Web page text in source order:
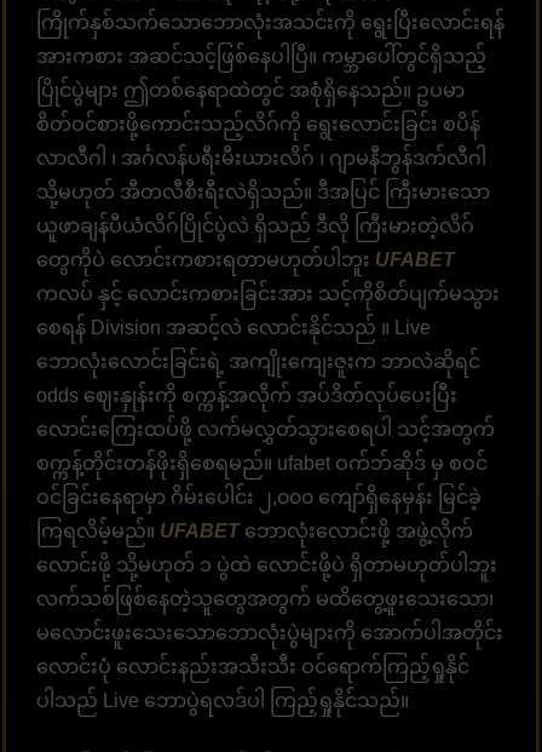
ကြိုက်နှစ်သက်သောဘောလုံးအသင်းကို ရွေးပြီးလောင်းရန်
အားကစား အဆင်သင့်ဖြစ်နေပါပြီ။ ကမ္ဘာပေါ်တွင်ရှိသည့်
ပြိုင်ပွဲများ ဤတစ်နေရာထဲတွင် အစုံရှိနေသည်။ ဥပမာ
စိတ်ဝင်စားဖို့ကောင်းသည့်လိဂ်ကို ရွေးလောင်းခြင်း စပိန်
လာလီဂါ ၊ အင်္ဂလန်ပရီးမီးယားလိဂ် ၊ ဂျာမနီဘွန်ဒက်လီဂါ
သို့မဟုတ် အီတလီစီးရီးလဲရှိသည်။ ဒီအပြင် ကြီးမားသော
ယူဖာချန်ပီယံလိဂ်ပြိုင်ပွဲလဲ ရှိသည် ဒီလို ကြီးမားတဲ့လိဂ်
တွေကိုပဲ လောင်းကစားရတာမဟုတ်ပါဘူး UFABET
ကလပ် နှင့် လောင်းကစားခြင်းအား သင့်ကိုစိတ်ပျက်မသွား
စေရန် Division အဆင့်လဲ လောင်းနိုင်သည် ။ Live
ဘောလုံးလောင်းခြင်းရဲ့ အကျိုးကျေးဇူးက ဘာလဲဆိုရင်
odds ဈေးနှုန်းကို စက္ကန့်အလိုက် အပ်ဒိတ်လုပ်ပေးပြီး
လောင်းကြေးထပ်ဖို့ လက်မလွှတ်သွားစေရပါ သင့်အတွက်
စက္ကန့်တိုင်းတန်ဖိုးရှိစေရမည်။ ufabet ဝက်ဘ်ဆိုဒ် မှ စဝင်
ဝင်ခြင်းနေရာမှာ ဂိမ်းပေါင်း ၂,၀၀၀ ကျော်ရှိနေမှန်း မြင်ခဲ့
ကြရလိမ့်မည်။ UFABETဘောလုံးလောင်းဖို့ အဖွဲ့လိုက်
လောင်းဖို့ သို့မဟုတ် ၁ ပွဲထဲ လောင်းဖို့ပဲ ရှိတာမဟုတ်ပါဘူး
လက်သစ်ဖြစ်နေတဲ့သူတွေအတွက် မထိတွေ့ဖူးသေးသော၊
မလောင်းဖူးသေးသောဘောလုံးပွဲများကို အောက်ပါအတိုင်း
လောင်းပုံ လောင်းနည်းအသီးသီး ဝင်ရောက်ကြည့်ရှုနိုင်
ပါသည် Live ဘောပွဲရလဒ်ပါ ကြည့်ရှုနိုင်သည်။